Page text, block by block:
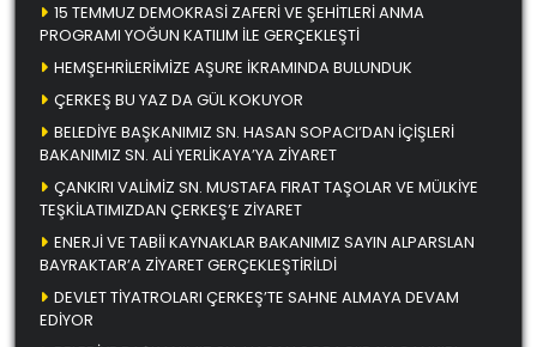
15 TEMMUZ DEMOKRASİ ZAFERİ VE ŞEHİTLERİ ANMA
PROGRAMI YOĞUN KATILIM İLE GERÇEKLEŞTİ
HEMŞEHRİLERİMİZE AŞURE İKRAMINDA BULUNDUK
ÇERKEŞ BU YAZ DA GÜL KOKUYOR
BELEDİYE BAŞKANIMIZ SN. HASAN SOPACI’DAN İÇİŞLERİ
BAKANIMIZ SN. ALİ YERLİKAYA’YA ZİYARET
ÇANKIRI VALİMİZ SN. MUSTAFA FIRAT TAŞOLAR VE MÜLKİYE
TEŞKİLATIMIZDAN ÇERKEŞ’E ZİYARET
ENERJİ VE TABİİ KAYNAKLAR BAKANIMIZ SAYIN ALPARSLAN
BAYRAKTAR’A ZİYARET GERÇEKLEŞTİRİLDİ
DEVLET TİYATROLARI ÇERKEŞ’TE SAHNE ALMAYA DEVAM
EDİYOR